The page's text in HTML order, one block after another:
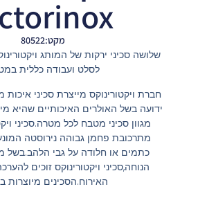
מקט:80522
שלושה סכיני ירקות של המותג
לסלט ועבודה כללית
ידועה בשל האולרים האיכותיים שהיא
מגוון סכיני מטבח לכל מטרה.סכיני
מתרכובת פחמן גבוהה נירוסטה
כתמים או חלודה על גבי הלהב.בשל
הנוחה,סכיני ויקטורינוקס זוכים
האירוח.הסכינים מיוצרות